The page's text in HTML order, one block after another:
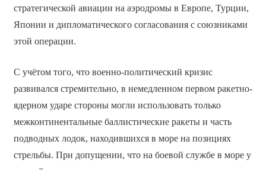
стратегической авиации на аэродромы в Европе, Турции,
Японии и дипломатического согласования с союзниками
этой операции.
С учётом того, что военно-политический кризис
развивался стремительно, в немедленном первом ракетно-
ядерном ударе стороны могли использовать только
межконтинентальные баллистические ракеты и часть
подводных лодок, находившихся в море на позициях
стрельбы. При допущении, что на боевой службе в море у